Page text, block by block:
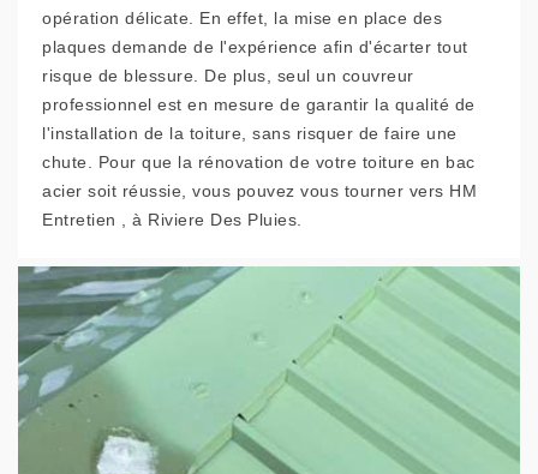
opération délicate. En effet, la mise en place des
plaques demande de l'expérience afin d'écarter tout
risque de blessure. De plus, seul un couvreur
professionnel est en mesure de garantir la qualité de
l'installation de la toiture, sans risquer de faire une
chute. Pour que la rénovation de votre toiture en bac
acier soit réussie, vous pouvez vous tourner vers HM
Entretien , à Riviere Des Pluies.